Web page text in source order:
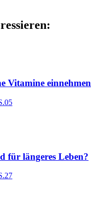
Vitamine
für längeres Leben?